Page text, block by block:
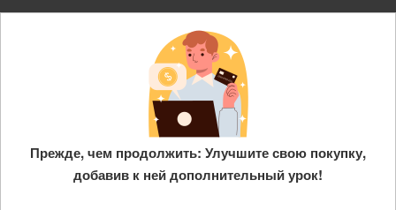
Прежде, чем продолжить: Улучшите свою покупку,
добавив к ней дополнительный урок!